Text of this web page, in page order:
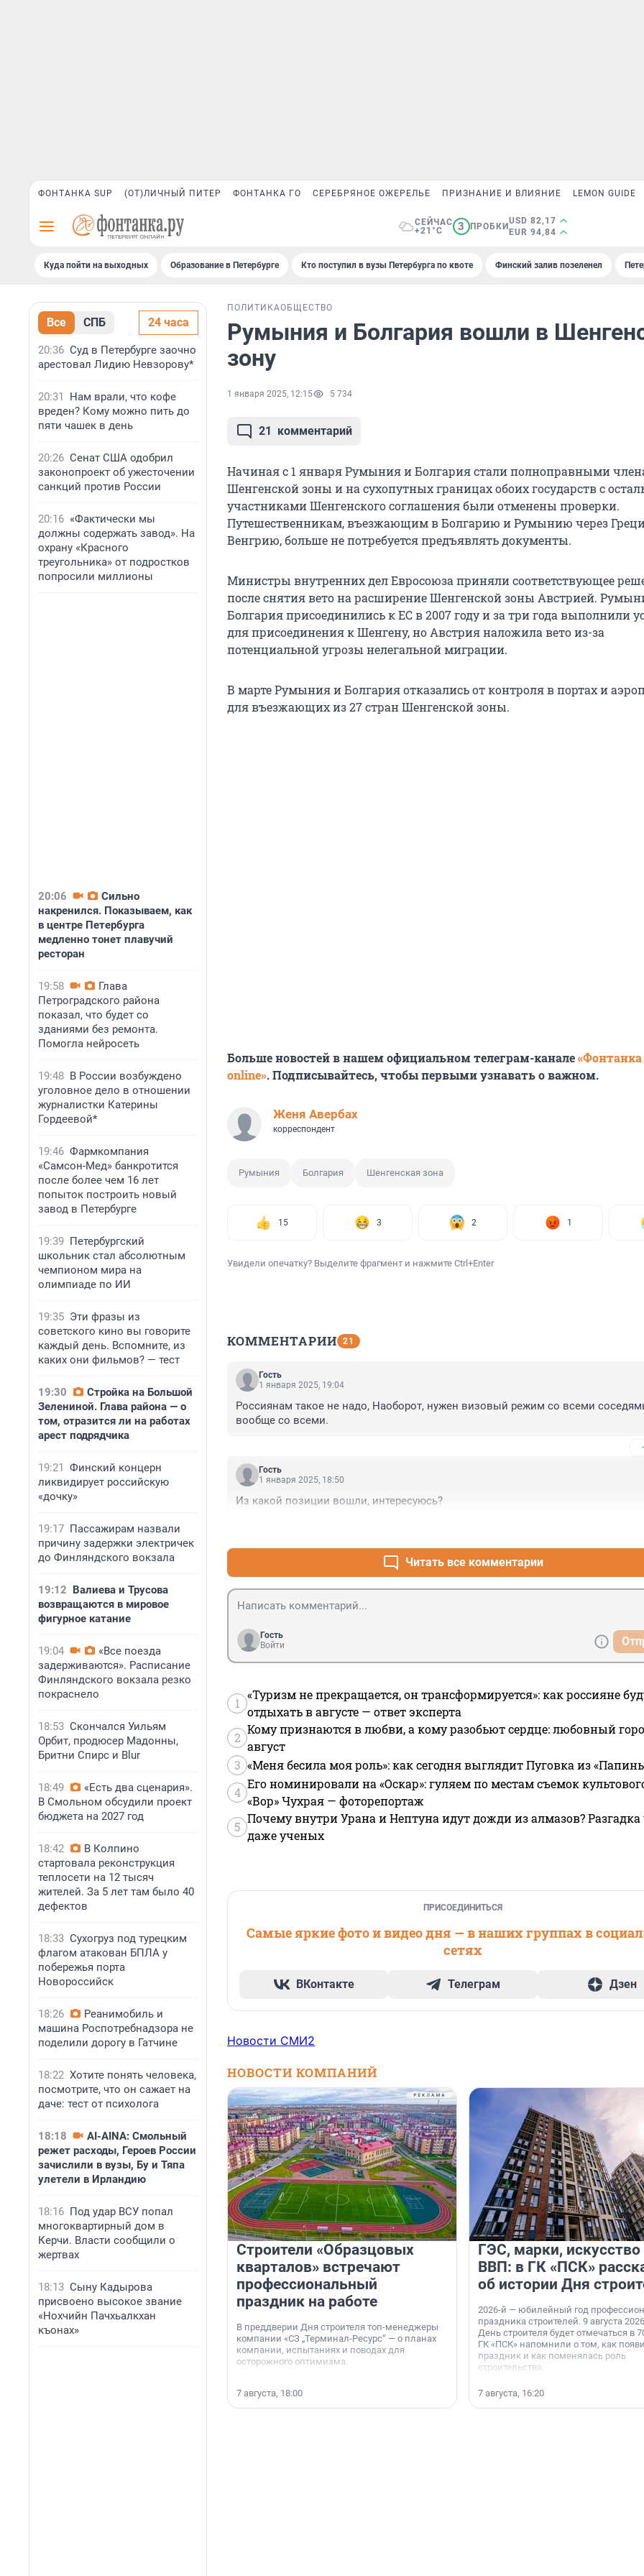
ФОНТАНКА SUP (ОТ)ЛИЧНЫЙ ПИТЕР ФОНТАНКА ГО СЕРЕБРЯНОЕ ОЖЕРЕЛЬЕ ПРИЗНАНИЕ И ВЛИЯНИЕ LEMON GUIDE
СЕЙЧАС
+21°C
3 ПРОБКИ
USD 82,17
EUR 94,84
Куда пойти на выходных Образование в Петербурге Кто поступил в вузы Петербурга по квоте Финский залив позеленел
Все СПБ 24 часа
20:36 Суд в Петербурге заочно
арестовал Лидию Невзорову*
20:31
Нам врали, что кофе
вреден? Кому можно пить до
пяти чашек в день
20:26 Сенат США одобрил
законопроект об ужесточении
санкций против России
20:16 «Фактически мы
должны содержать завод». На
охрану «Красного
треугольника» от подростков
попросили миллионы
20:06
Сильно
накренился. Показываем, как
в центре Петербурга
медленно тонет плавучий
ресторан
19:58
Глава
Петроградского района
показал, что будет со
зданиями без ремонта.
Помогла нейросеть
19:48 В России возбуждено
уголовное дело в отношении
журналистки Катерины
Гордеевой*
19:46 Фармкомпания
«Самсон-Мед» банкротится
после более чем 16 лет
попыток построить новый
завод в Петербурге
19:39 Петербургский
школьник стал абсолютным
чемпионом мира на
олимпиаде по ИИ
19:35 Эти фразы из
советского кино вы говорите
каждый день. Вспомните, из
каких они фильмов? — тест
19:30
Стройка на Большой
Зелениной. Глава района — о
том, отразится ли на работах
арест подрядчика
19:21 Финский концерн
ликвидирует российскую
«дочку»
19:17 Пассажирам назвали
причину задержки электричек
до Финляндского вокзала
19:12 Валиева и Трусова
возвращаются в мировое
фигурное катание
19:04
«Все поезда
задерживаются». Расписание
Финляндского вокзала резко
покраснело
18:53 Скончался Уильям
Орбит, продюсер Мадонны,
Бритни Спирс и Blur
18:49
«Есть два сценария».
В Смольном обсудили проект
бюджета на 2027 год
18:42
В Колпино
стартовала реконструкция
теплосети на 12 тысяч
жителей. За 5 лет там было 40
дефектов
18:33 Сухогруз под турецким
флагом атакован БПЛА у
побережья порта
Новороссийск
18:26
Реанимобиль и
машина Роспотребнадзора не
поделили дорогу в Гатчине
18:22 Хотите понять человека,
посмотрите, что он сажает на
даче: тест от психолога
18:18
AI-AINA: Смольный
режет расходы, Героев России
зачислили в вузы, Бу и Тяпа
улетели в Ирландию
18:16 Под удар ВСУ попал
многоквартирный дом в
Керчи. Власти сообщили о
жертвах
18:13 Сыну Кадырова
присвоено высокое звание
«Нохчийн Пачхьалкхан
къонах»
ПОЛИТИКАОБЩЕСТВО
Румыния и Болгария вошли в
зону
1 января 2025, 12:15 5 734
21 комментарий
Начиная с 1 января Румыния и Болгария стали полноправными
Шенгенской зоны и на сухопутных границах обоих государств с
участниками Шенгенского соглашения были отменены проверки.
Путешественникам, въезжающим в Болгарию и Румынию через
Венгрию, больше не потребуется предъявлять документы.
Министры внутренних дел Евросоюза приняли соответствующее
после снятия вето на расширение Шенгенской зоны Австрией.
Болгария присоединились к ЕС в 2007 году и за три года выполнили
для присоединения к Шенгену, но Австрия наложила вето из-за
потенциальной угрозы нелегальной миграции.
В марте Румыния и Болгария отказались от контроля в портах и
для въезжающих из 27 стран Шенгенской зоны.
Больше новостей в нашем официальном телеграм-канале«Фонтанка
online». Подписывайтесь, чтобы первыми узнавать о важном.
Женя Авербах
корреспондент
Румыния Болгария Шенгенская зона
15 3 2 1
Увидели опечатку? Выделите фрагмент и нажмите Ctrl+Enter
КОММЕНТАРИИ 21
Гость
1 января 2025, 19:04
Россиянам такое не надо, Наоборот, нужен визовый режим со всеми
вообще со всеми.
Гость
1 января 2025, 18:50
Из какой позиции вошли, интересуюсь?
Читать все комментарии
Гость
Войти
1
«Туризм не прекращается, он трансформируется»: как россияне
отдыхать в августе — ответ эксперта
2
Кому признаются в любви, а кому разобьют сердце: любовный
август
3 «Меня бесила моя роль»: как сегодня выглядит Пуговка из
4
Его номинировали на «Оскар»: гуляем по местам съемок
«Вор» Чухрая — фоторепортаж
5
Почему внутри Урана и Нептуна идут дожди из алмазов?
даже ученых
ПРИСОЕДИНИТЬСЯ
Самые яркие фото и видео дня — в наших группах в
сетях
ВКонтакте Телеграм Дзен
Новости СМИ2
НОВОСТИ КОМПАНИЙ
Строители «Образцовых
кварталов» встречают
профессиональный
праздник на работе
В преддверии Дня строителя топ-менеджеры
компании «СЗ „Терминал-Ресурс“ — о планах
компании, испытаниях и поводах для
осторожного оптимизма.
7 августа, 18:00
ГЭС, марки, искусство
ВВП: в ГК «ПСК»
об истории Дня
2026-й — юбилейный год
праздника строителей. 9 августа
День строителя будет отмечаться в
ГК «ПСК» напомнили о том, как
праздник и как поменялась роль
строительства.
7 августа, 16:20